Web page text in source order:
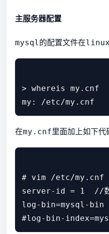
主服务器配置
mysql的配置文件在linux
> whereis my.cnf
在my.cnf里面加上如下代
# vim /etc/my.cnf
server-id = 1  //数
log-bin=mysql-bin